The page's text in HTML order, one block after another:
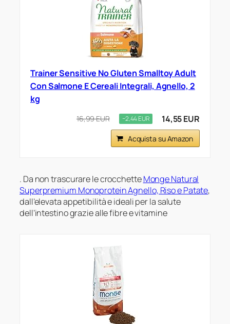
Trainer Sensitive No Gluten Smalltoy Adult
Con Salmone E Cereali Integrali, Agnello, 2
kg
16,99 EUR −2,44 EUR 14,55 EUR
Acquista su Amazon
. Da non trascurare le crocchetteMonge Natural
Superpremium Monoprotein Agnello, Riso e Patate,
dall’elevata appetibilità e ideali per la salute
dell’intestino grazie alle fibre e vitamine